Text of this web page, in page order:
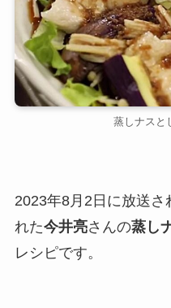
蒸しナスと
2023年8月2日に放送さ
れた今井亮さんの蒸し
レシピです。